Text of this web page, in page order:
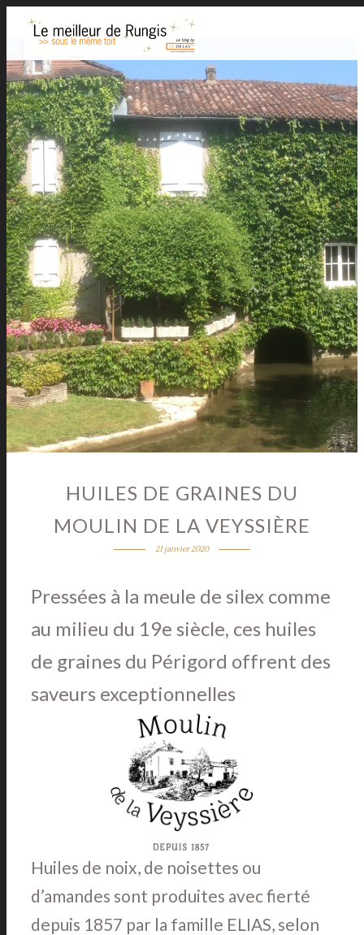
HUILES DE GRAINES DU
MOULIN DE LA VEYSSIÈRE
21 janvier 2020
Pressées à la meule de silex comme
au milieu du 19e siècle, ces huiles
de graines du Périgord offrent des
saveurs exceptionnelles
Huiles de noix, de noisettes ou
d’amandes sont produites avec fierté
depuis 1857 par la famille ELIAS, selon